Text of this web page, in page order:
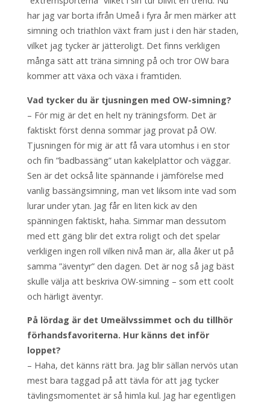
har jag var borta ifrån Umeå i fyra år men märker att
simning och triathlon växt fram just i den här staden,
vilket jag tycker är jätteroligt. Det finns verkligen
många sätt att träna simning på och tror OW bara
kommer att växa och växa i framtiden.
Vad tycker du är tjusningen med OW-simning?
– För mig är det en helt ny träningsform. Det är
faktiskt först denna sommar jag provat på OW.
Tjusningen för mig är att få vara utomhus i en stor
och fin ”badbassäng” utan kakelplattor och väggar.
Sen är det också lite spännande i jämförelse med
vanlig bassängsimning, man vet liksom inte vad som
lurar under ytan. Jag får en liten kick av den
spänningen faktiskt, haha. Simmar man dessutom
med ett gäng blir det extra roligt och det spelar
verkligen ingen roll vilken nivå man är, alla åker ut på
samma ”äventyr” den dagen. Det är nog så jag bäst
skulle välja att beskriva OW-simning – som ett coolt
och härligt äventyr.
På lördag är det Umeälvssimmet och du tillhör
förhandsfavoriterna. Hur känns det inför
loppet?
– Haha, det känns rätt bra. Jag blir sällan nervös utan
mest bara taggad på att tävla för att jag tycker
tävlingsmomentet är så himla kul. Jag har egentligen